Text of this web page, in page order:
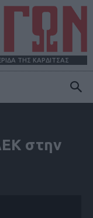
ΤΗΣ ΚΑΡΔΙΤΣΑΣ
στην